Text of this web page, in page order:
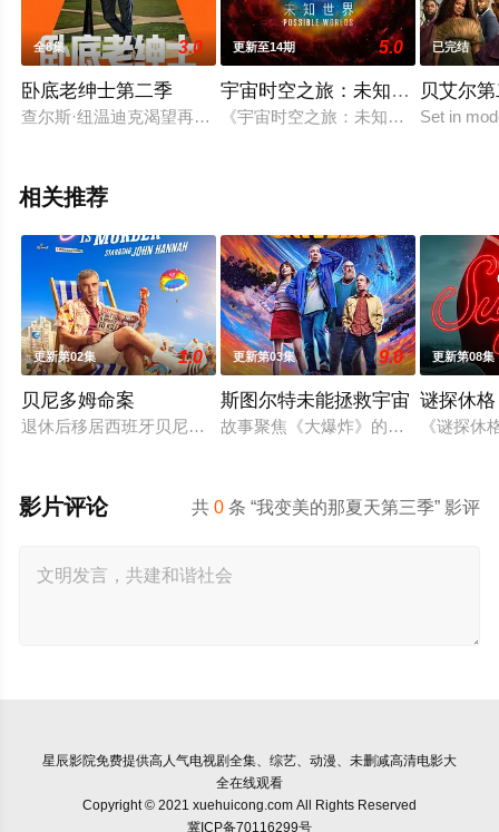
全8集 3.0
卧底老绅士第二季
查尔斯·纽温迪克渴望再接一桩卧底大案，他的机会终于到来：
更新至14期 5.0
宇宙时空之旅：未知世界
《宇宙时空之旅：未知世界》（
已完结
贝艾尔
Set in
相关推荐
更新第02集 1.0
贝尼多姆命案
退休后移居西班牙贝尼多姆经营酒吧的英国前刑警，原以为能过
更新第03集 9.0
斯图尔特未能拯救宇宙
故事聚焦《大爆炸》的漫画书老板斯
更新第08集
谜探休
《谜探休
共0 条 “我变美的那夏天第三季” 影评
影片评论
星辰影院免费提供高人气电视剧全集、综艺、动漫、未删减高清电影大
全在线观看
Copyright © 2021 xuehuicong.com All Rights Reserved
冀ICP备70116299号